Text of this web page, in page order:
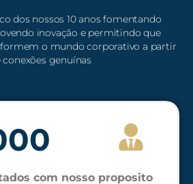
dos nossos 10 anos fomentando
inovação e permitindo que
o mundo corporativo a partir
conexões genuínas
com nosso proposito